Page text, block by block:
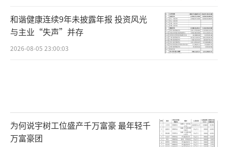
和谐健康连续9年未披露年报 投资风光
与主业“失声”并存
2026-08-05 23:00:03
为何说宇树工位盛产千万富豪 最年轻千
万富豪团